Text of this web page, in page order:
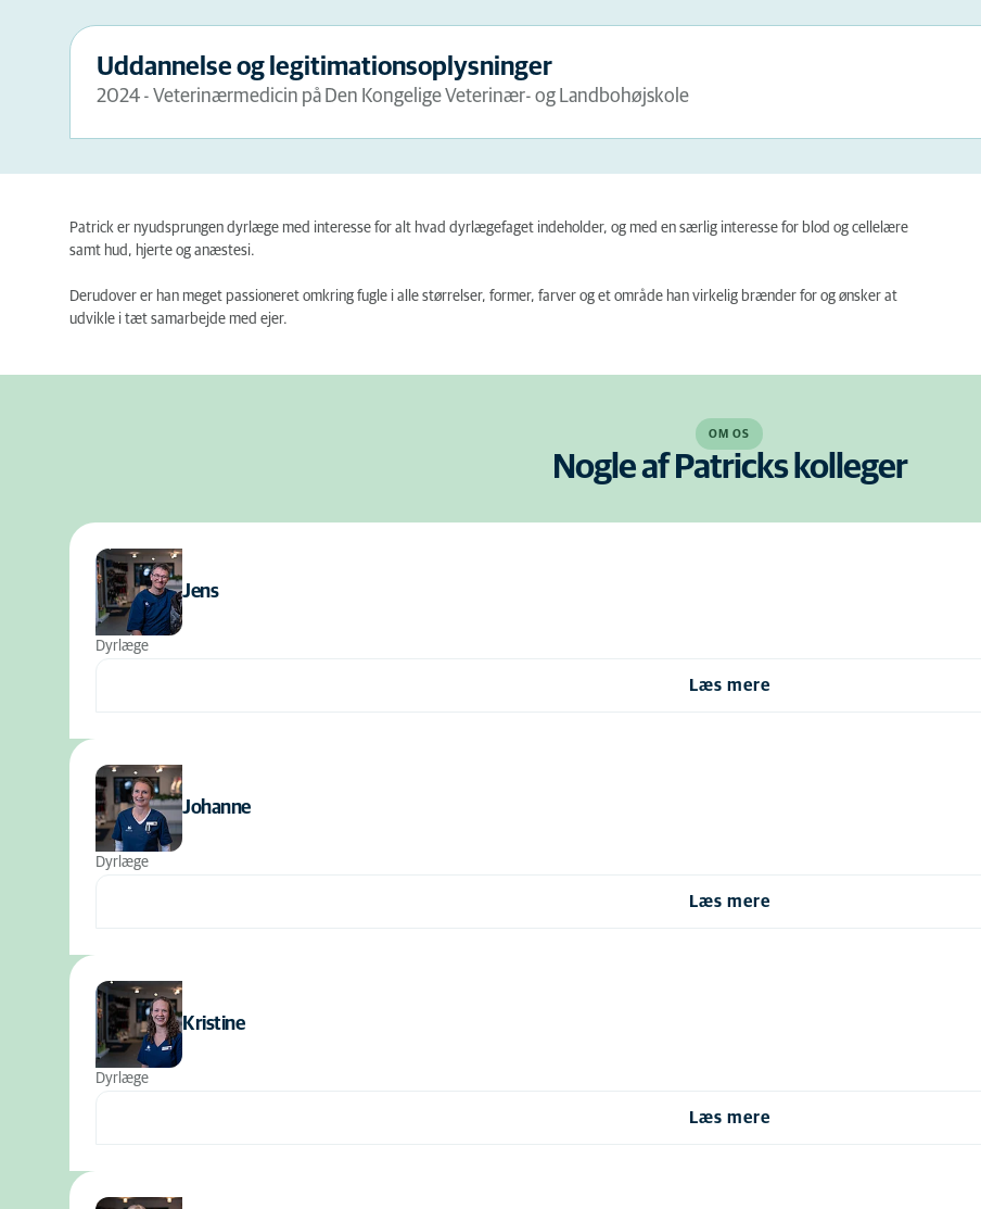
Uddannelse og legitimationsoplysninger
2024 - Veterinærmedicin på Den Kongelige Veterinær- og Landbohøjskole
Patrick er nyudsprungen dyrlæge med interesse for alt hvad dyrlægefaget indeholder, og med en særlig interesse for blod og cellelære
samt hud, hjerte og anæstesi.
Derudover er han meget passioneret omkring fugle i alle størrelser, former, farver og et område han virkelig brænder for og ønsker at
udvikle i tæt samarbejde med ejer.
OM OS
Nogle af Patricks kolleger
Jens
Dyrlæge
Læs mere
Johanne
Dyrlæge
Læs mere
Kristine
Dyrlæge
Læs mere